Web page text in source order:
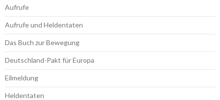
Aufrufe
Aufrufe und Heldentaten
Das Buch zur Bewegung
Deutschland-Pakt für Europa
Eilmeldung
Heldentaten